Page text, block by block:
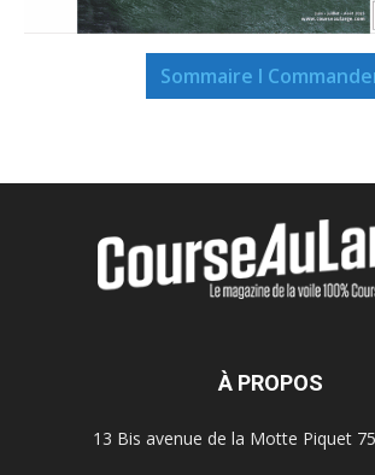
Sommaire I
À PROPOS
13 Bis avenue de la Motte Piquet